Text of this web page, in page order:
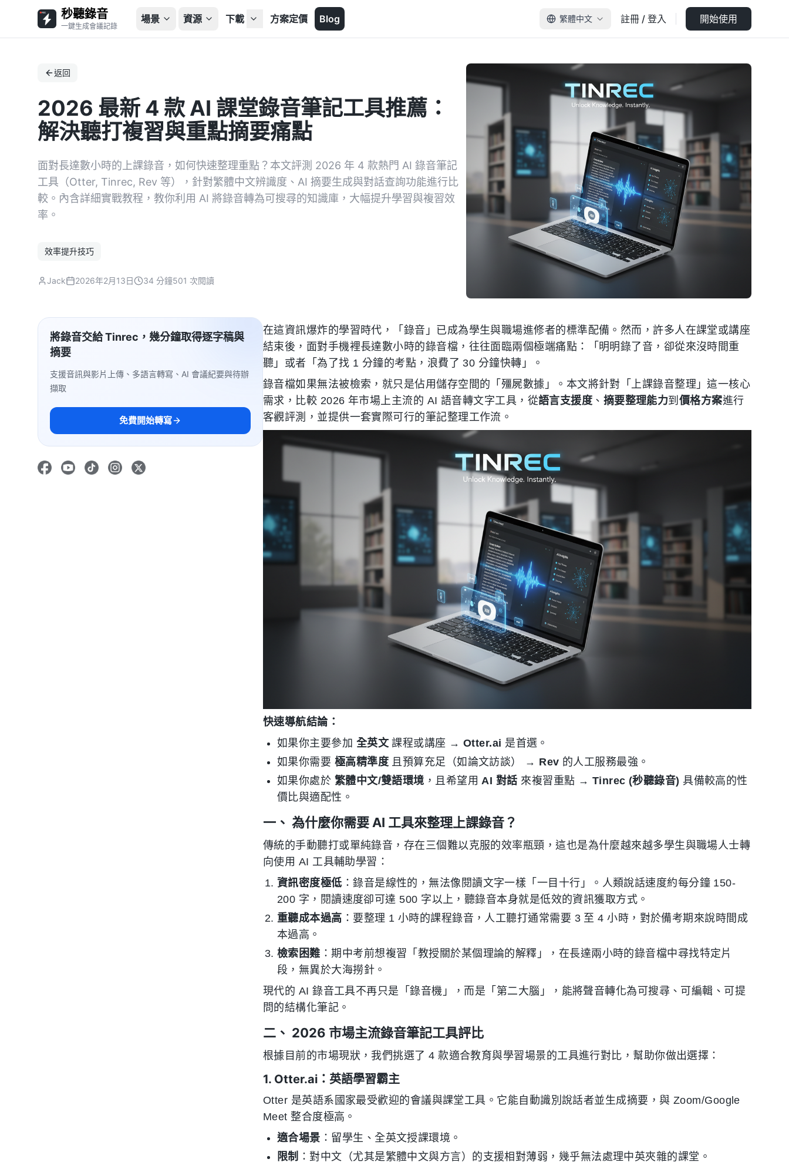
秒聽錄音
一鍵生成會議記錄
場景 資源 下載 方案定價 Blog 繁體中文 註冊 / 登入 開始使用
返回
2026 最新 4 款 AI 課堂錄音筆記工具推薦：
解決聽打複習與重點摘要痛點
面對長達數小時的上課錄音，如何快速整理重點？本文評測 2026 年 4 款熱門 AI 錄音筆記
工具（Otter, Tinrec, Rev 等），針對繁體中文辨識度、AI 摘要生成與對話查詢功能進行比
較。內含詳細實戰教程，教你利用 AI 將錄音轉為可搜尋的知識庫，大幅提升學習與複習效
率。
效率提升技巧
Jack 2026年2月13日 34 分鐘501 次閱讀
將錄音交給 Tinrec，幾分鐘取得逐字稿與
摘要
支援音訊與影片上傳、多語言轉寫、AI 會議紀要與待辦
擷取
免費開始轉寫
在這資訊爆炸的學習時代，「錄音」已成為學生與職場進修者的標準配備。然而，許多人在課堂或講座
結束後，面對手機裡長達數小時的錄音檔，往往面臨兩個極端痛點：「明明錄了音，卻從來沒時間重
聽」或者「為了找 1 分鐘的考點，浪費了 30 分鐘快轉」。
錄音檔如果無法被檢索，就只是佔用儲存空間的「殭屍數據」。本文將針對「上課錄音整理」這一核心
需求，比較 2026 年市場上主流的 AI 語音轉文字工具，從語言支援度 、 摘要整理能力到 價格方案進行
客觀評測，並提供一套實際可行的筆記整理工作流。
快速導航結論：
如果你主要參加 全英文課程或講座 →Otter.ai 是首選。
如果你需要 極高精準度且預算充足（如論文訪談） → Rev 的人工服務最強。
如果你處於 繁體中文/雙語環境 ，且希望用AI 對話 來複習重點 → Tinrec (秒聽錄音) 具備較高的性
價比與適配性。
一、 為什麼你需要 AI 工具來整理上課錄音？
傳統的手動聽打或單純錄音，存在三個難以克服的效率瓶頸，這也是為什麼越來越多學生與職場人士轉
向使用 AI 工具輔助學習：
資訊密度極低 ：錄音是線性的，無法像閱讀文字一樣「一目十行」。人類說話速度約每分鐘 150-
200 字，閱讀速度卻可達 500 字以上，聽錄音本身就是低效的資訊獲取方式。
重聽成本過高 ：要整理 1 小時的課程錄音，人工聽打通常需要 3 至 4 小時，對於備考期來說時間成
本過高。
檢索困難 ：期中考前想複習「教授關於某個理論的解釋」，在長達兩小時的錄音檔中尋找特定片
段，無異於大海撈針。
現代的 AI 錄音工具不再只是「錄音機」，而是「第二大腦」，能將聲音轉化為可搜尋、可編輯、可提
問的結構化筆記。
二、 2026 市場主流錄音筆記工具評比
根據目前的市場現狀，我們挑選了 4 款適合教育與學習場景的工具進行對比，幫助你做出選擇：
1. Otter.ai：英語學習霸主
Otter 是英語系國家最受歡迎的會議與課堂工具。它能自動識別說話者並生成摘要，與 Zoom/Google
Meet 整合度極高。
適合場景 ：留學生、全英文授課環境。
限制 ：對中文（尤其是繁體中文與方言）的支援相對薄弱，幾乎無法處理中英夾雜的課堂。